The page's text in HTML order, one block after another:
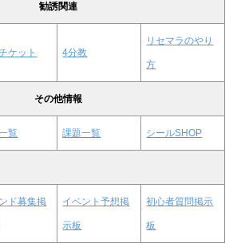
勧誘関連
ケット 4分教
リセマラのやり
方
その他情報
覧 課題一覧 シールSHOP
ド募集掲 イベント予想掲
示板
初心者質問掲示
板